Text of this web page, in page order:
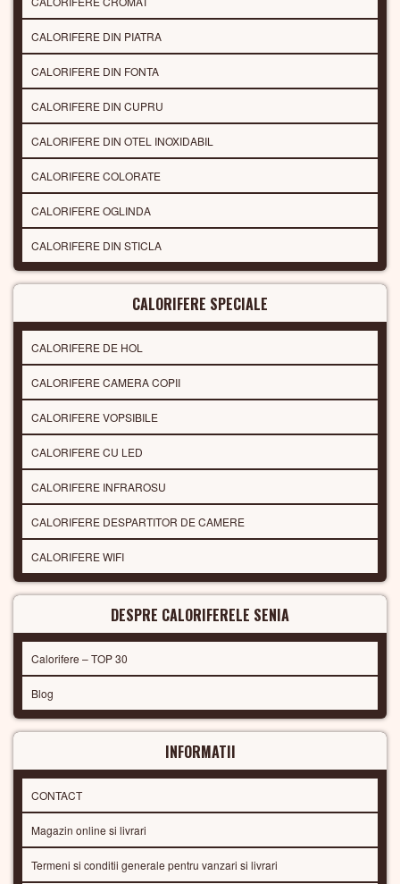
CALORIFERE DIN PIATRA
CALORIFERE DIN FONTA
CALORIFERE DIN CUPRU
CALORIFERE DIN OTEL INOXIDABIL
CALORIFERE COLORATE
CALORIFERE OGLINDA
CALORIFERE DIN STICLA
CALORIFERE SPECIALE
CALORIFERE DE HOL
CALORIFERE CAMERA COPII
CALORIFERE VOPSIBILE
CALORIFERE CU LED
CALORIFERE INFRAROSU
CALORIFERE DESPARTITOR DE CAMERE
CALORIFERE WIFI
DESPRE CALORIFERELE SENIA
Calorifere – TOP 30
Blog
INFORMATII
CONTACT
Magazin online si livrari
Termeni si conditii generale pentru vanzari si livrari